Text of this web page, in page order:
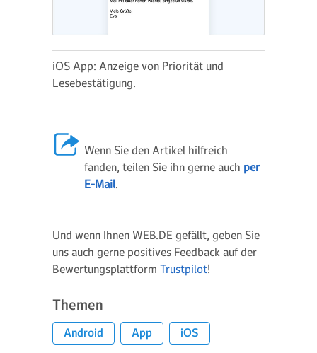
iOS App: Anzeige von Priorität und
Lesebestätigung.
Wenn Sie den Artikel hilfreich
fanden, teilen Sie ihn gerne auch per
E-Mail.
Und wenn Ihnen WEB.DE gefällt, geben Sie
uns auch gerne positives Feedback auf der
Bewertungsplattform Trustpilot!
Themen
Android App iOS